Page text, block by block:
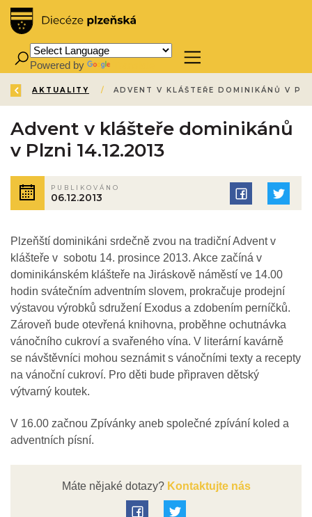
Powered by
ZPĚT
ÚVOD /
AKTUALITY /
Advent v klášteře dominikánů
v Plzni 14.12.2013
PUBLIKOVÁNO
06.12.2013
Plzeňští dominikáni srdečně zvou na tradiční Advent v
klášteře v sobotu 14. prosince 2013. Akce začíná v
dominikánském klášteře na Jiráskově náměstí ve 14.00
hodin svátečním adventním slovem, prokračuje prodejní
výstavou výrobků sdružení Exodus a zdobením perníčků.
Zároveň bude otevřená knihovna, proběhne ochutnávka
vánočního cukroví a svařeného vína. V literární kavárně
se návštěvníci mohou seznámit s vánočními texty a recepty
na vánoční cukroví. Pro děti bude připraven dětský
výtvarný koutek.
V 16.00 začnou Zpívánky aneb společné zpívání koled a
adventních písní.
Máte nějaké dotazy?Kontaktujte nás